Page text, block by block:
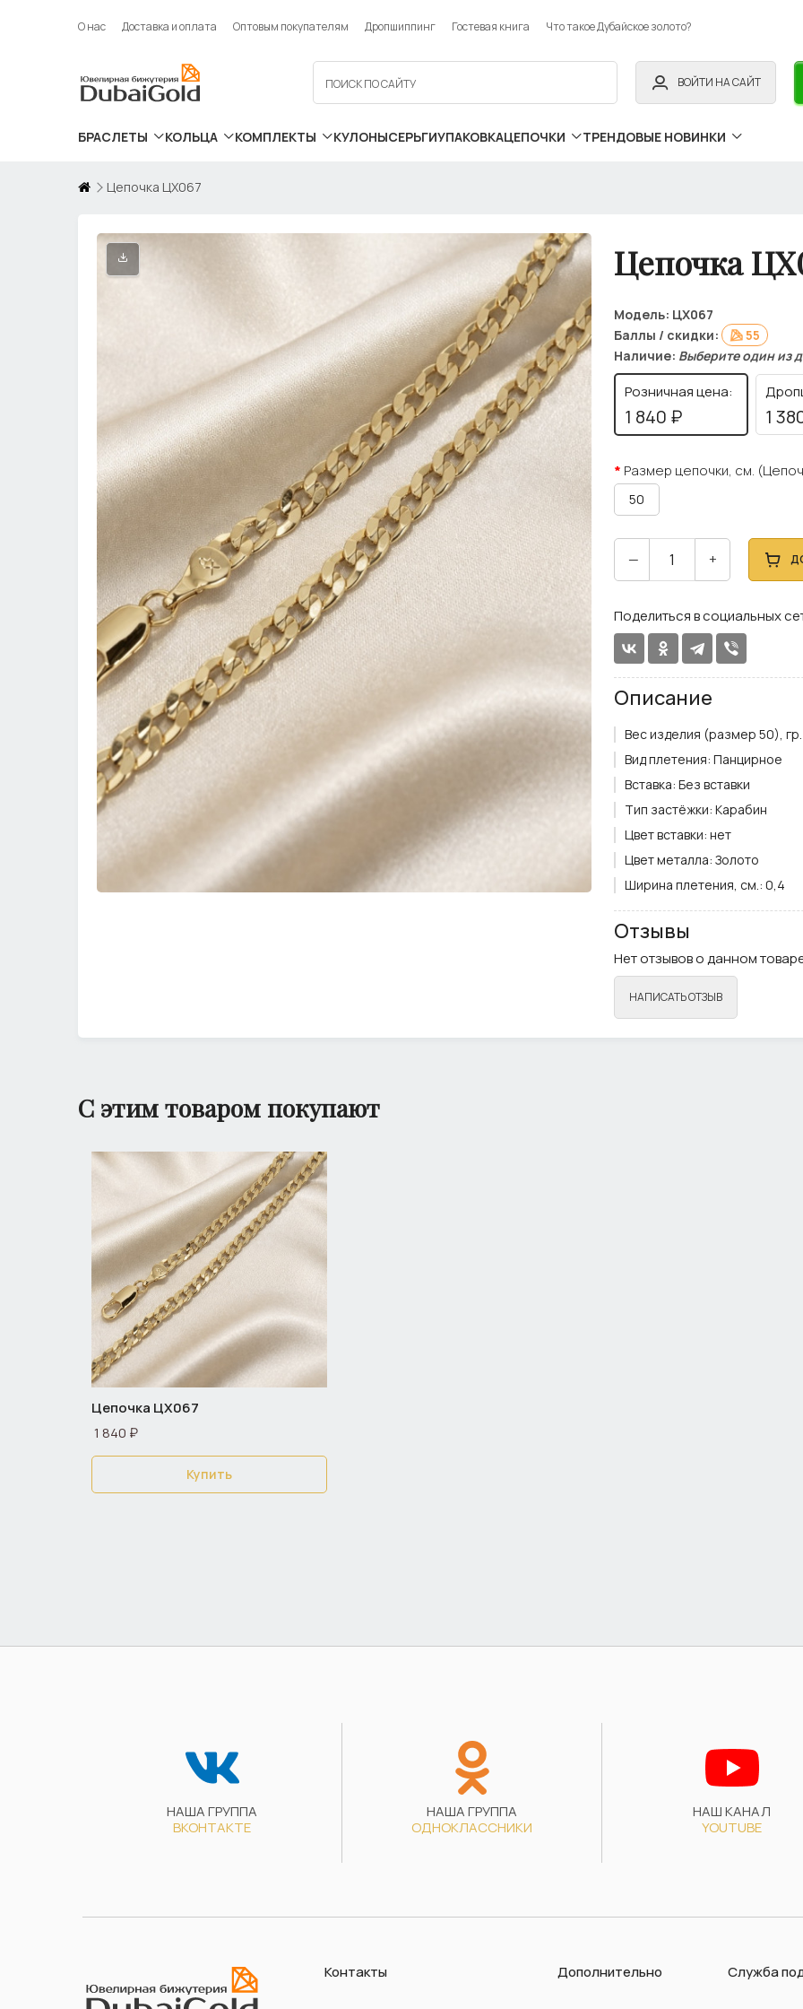
О нас Доставка и оплата Оптовым покупателям Дропшиппинг Гостевая книга Что такое Дубайское золото?
ВОЙТИ НА САЙТ
БРАСЛЕТЫ КОЛЬЦА КОМПЛЕКТЫ КУЛОНЫСЕРЬГИУПАКОВКАЦЕПОЧКИ ТРЕНДОВЫЕ НОВИНКИ
Цепочка ЦХ067
Цепочка
Модель: ЦХ067
Баллы / скидки:
55
Наличие: Выберите один из
Розничная цена:
1 840 ₽ 1
Размер цепочки, см.
50
— +
Поделиться в социальных
Описание
Вес изделия (размер 50),
Вид плетения: Панцирное
Вставка: Без вставки
Тип застёжки: Карабин
Цвет вставки: нет
Цвет металла: Золото
Ширина плетения, см.: 0,4
Примечание:Фурнитура
Отзывы
Нет отзывов о данном
НАПИСАТЬ ОТЗЫВ
С этим товаром покупают
Цепочка ЦХ067
1 840 ₽
Купить
НАША ГРУППА
ВКОНТАКТЕ
НАША ГРУППА
ОДНОКЛАССНИКИ
НАШ КАНАЛ
YOUTUBE
Контакты Дополнительно Служба